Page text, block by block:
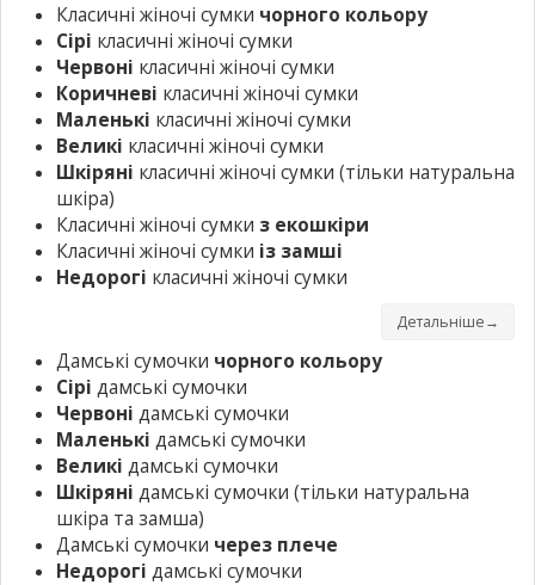
Класичні жіночі сумки чорного кольору
Сірі класичні жіночі сумки
Червоні класичні жіночі сумки
Коричневі класичні жіночі сумки
Маленькі класичні жіночі сумки
Великі класичні жіночі сумки
Шкіряні класичні жіночі сумки (тільки натуральна
шкіра)
Класичні жіночі сумки з екошкіри
Класичні жіночі сумки із замші
Недорогі класичні жіночі сумки
Детальніше→
Дамські сумочки чорного кольору
Сірі дамські сумочки
Червоні дамські сумочки
Маленькі дамські сумочки
Великі дамські сумочки
Шкіряні дамські сумочки (тільки натуральна
шкіра та замша)
Дамські сумочки через плече
Недорогі дамські сумочки